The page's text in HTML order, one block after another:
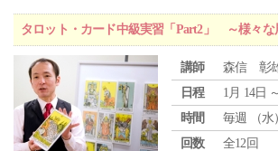
タロット・カード中級実習「Part2」 ～様々
講師
森信 彰
日程
1月 14日
時間
毎週 （水
回数
全12回